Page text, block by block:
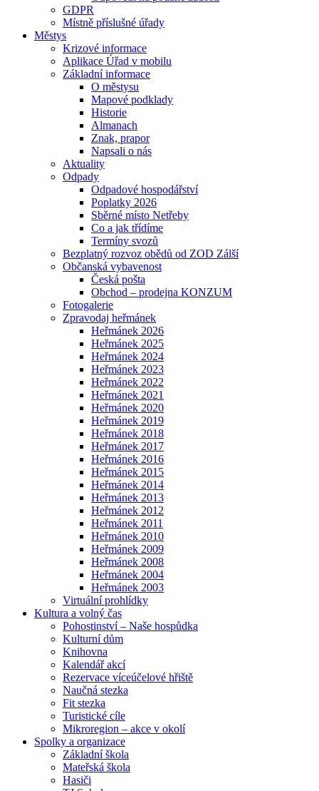
GDPR
Místně příslušné úřady
Městys
Krizové informace
Aplikace Úřad v mobilu
Základní informace
O městysu
Mapové podklady
Historie
Almanach
Znak, prapor
Napsali o nás
Aktuality
Odpady
Odpadové hospodářství
Poplatky 2026
Sběrné místo Netřeby
Co a jak třídíme
Termíny svozů
Bezplatný rozvoz obědů od ZOD Zálší
Občanská vybavenost
Česká pošta
Obchod – prodejna KONZUM
Fotogalerie
Zpravodaj heřmánek
Heřmánek 2026
Heřmánek 2025
Heřmánek 2024
Heřmánek 2023
Heřmánek 2022
Heřmánek 2021
Heřmánek 2020
Heřmánek 2019
Heřmánek 2018
Heřmánek 2017
Heřmánek 2016
Heřmánek 2015
Heřmánek 2014
Heřmánek 2013
Heřmánek 2012
Heřmánek 2011
Heřmánek 2010
Heřmánek 2009
Heřmánek 2008
Heřmánek 2004
Heřmánek 2003
Virtuální prohlídky
Kultura a volný čas
Pohostinství – Naše hospůdka
Kulturní dům
Knihovna
Kalendář akcí
Rezervace víceúčelové hřiště
Naučná stezka
Fit stezka
Turistické cíle
Mikroregion – akce v okolí
Spolky a organizace
Základní škola
Mateřská škola
Hasiči